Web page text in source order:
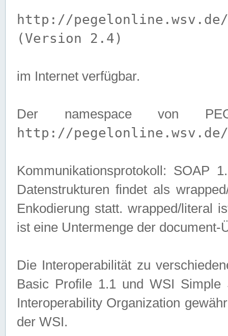
http://pegelonline.wsv.de/
(Version 2.4)
im Internet verfügbar.
Der namespace von
http://pegelonline.wsv.de/
Kommunikationsprotokoll: SOAP
Datenstrukturen findet als
Enkodierung statt. wrapped/literal
ist eine Untermenge der
Die Interoperabilität zu
Basic Profile 1.1 und WSI
Interoperability Organization
der WSI.